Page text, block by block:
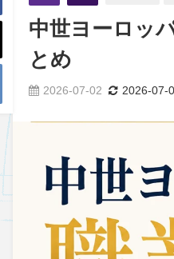
中世ヨーロッ
とめ
2026-07-02 2026-07-